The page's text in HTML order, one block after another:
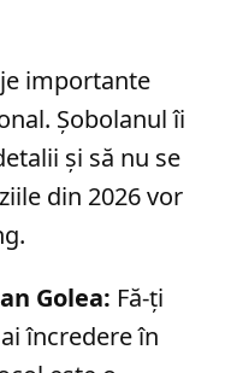
importante
Șobolanul îi
și să nu se
din 2026 vor
Golea: Fă-ți
încredere în